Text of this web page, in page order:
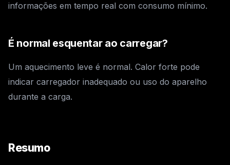
informações em tempo real com consumo mínimo.
É normal esquentar ao carregar?
Um aquecimento leve é normal. Calor forte pode
indicar carregador inadequado ou uso do aparelho
durante a carga.
Resumo